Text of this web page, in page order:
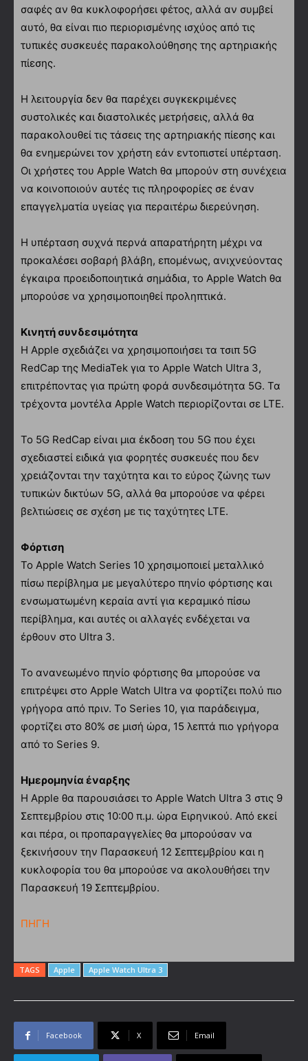
σαφές αν θα κυκλοφορήσει φέτος, αλλά αν συμβεί
αυτό, θα είναι πιο περιορισμένης ισχύος από τις
τυπικές συσκευές παρακολούθησης της αρτηριακής
πίεσης.
Η λειτουργία δεν θα παρέχει συγκεκριμένες
συστολικές και διαστολικές μετρήσεις, αλλά θα
παρακολουθεί τις τάσεις της αρτηριακής πίεσης και
θα ενημερώνει τον χρήστη εάν εντοπιστεί υπέρταση.
Οι χρήστες του Apple Watch θα μπορούν στη συνέχεια
να κοινοποιούν αυτές τις πληροφορίες σε έναν
επαγγελματία υγείας για περαιτέρω διερεύνηση.
Η υπέρταση συχνά περνά απαρατήρητη μέχρι να
προκαλέσει σοβαρή βλάβη, επομένως, ανιχνεύοντας
έγκαιρα προειδοποιητικά σημάδια, το Apple Watch θα
μπορούσε να χρησιμοποιηθεί προληπτικά.
Κινητή συνδεσιμότητα
Η Apple σχεδιάζει να χρησιμοποιήσει τα τσιπ 5G
RedCap της MediaTek για το Apple Watch Ultra 3,
επιτρέποντας για πρώτη φορά συνδεσιμότητα 5G. Τα
τρέχοντα μοντέλα Apple Watch περιορίζονται σε LTE.
Το 5G RedCap είναι μια έκδοση του 5G που έχει
σχεδιαστεί ειδικά για φορητές συσκευές που δεν
χρειάζονται την ταχύτητα και το εύρος ζώνης των
τυπικών δικτύων 5G, αλλά θα μπορούσε να φέρει
βελτιώσεις σε σχέση με τις ταχύτητες LTE.
Φόρτιση
Το Apple Watch Series 10 χρησιμοποιεί μεταλλικό
πίσω περίβλημα με μεγαλύτερο πηνίο φόρτισης και
ενσωματωμένη κεραία αντί για κεραμικό πίσω
περίβλημα, και αυτές οι αλλαγές ενδέχεται να
έρθουν στο Ultra 3.
Το ανανεωμένο πηνίο φόρτισης θα μπορούσε να
επιτρέψει στο Apple Watch Ultra να φορτίζει πολύ πιο
γρήγορα από πριν. Το Series 10, για παράδειγμα,
φορτίζει στο 80% σε μισή ώρα, 15 λεπτά πιο γρήγορα
από το Series 9.
Ημερομηνία έναρξης
Η Apple θα παρουσιάσει το Apple Watch Ultra 3 στις 9
Σεπτεμβρίου στις 10:00 π.μ. ώρα Ειρηνικού. Από εκεί
και πέρα, οι προπαραγγελίες θα μπορούσαν να
ξεκινήσουν την Παρασκευή 12 Σεπτεμβρίου και η
κυκλοφορία του θα μπορούσε να ακολουθήσει την
Παρασκευή 19 Σεπτεμβρίου.
ΠΗΓΗ
TAGS Apple Apple Watch Ultra 3
Facebook X Email